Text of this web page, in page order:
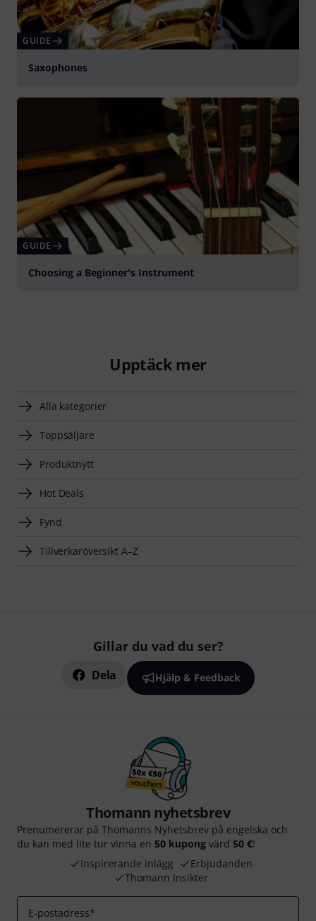
GUIDE
Saxophones
GUIDE
Choosing a Beginner's Instrument
Upptäck mer
Alla kategorier
Toppsäljare
Produktnytt
Hot Deals
Fynd
Tillverkaröversikt A–Z
Gillar du vad du ser?
Dela Hjälp & Feedback
Thomann nyhetsbrev
Prenumererar på Thomanns Nyhetsbrev på engelska och
du kan med lite tur vinna en 50 kupong värd 50 €!
Inspirerande inlägg
Erbjudanden
Thomann Insikter
E-postadress*